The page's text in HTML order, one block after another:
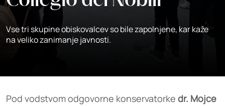
Vse tri skupine obiskovalcev so bile zapolnjene, kar kaže
na veliko zanimanje javnosti.
Pod vodstvom odgovorne konservatorke dr. Mojce